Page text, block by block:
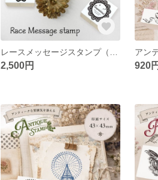
2,500円 920円